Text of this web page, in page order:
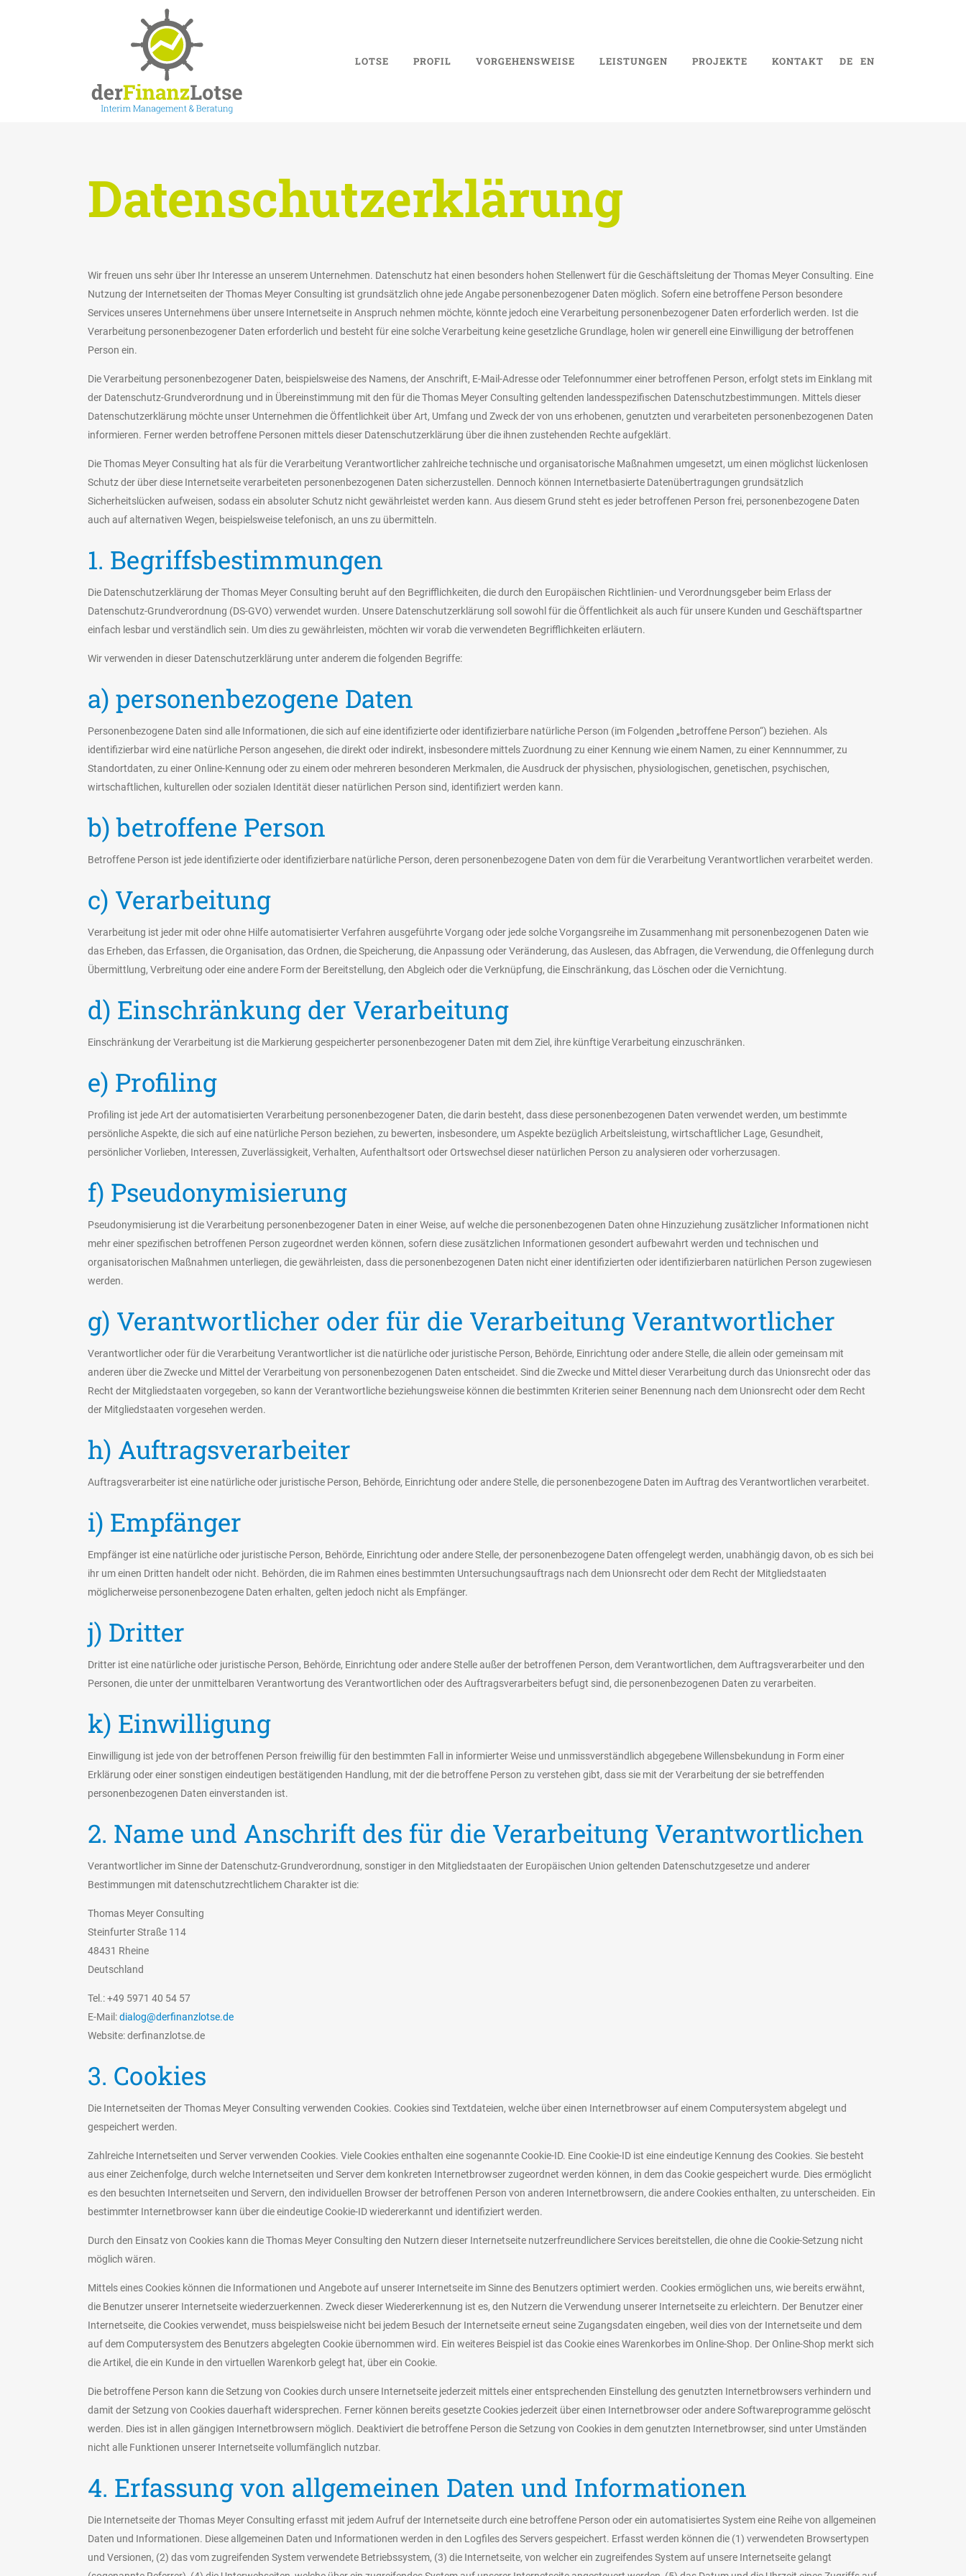
LOTSE PROFIL VORGEHENSWEISE LEISTUNGEN PROJEKTE KONTAKT DE EN
Datenschutzerklärung
Wir freuen uns sehr über Ihr Interesse an unserem Unternehmen. Datenschutz hat einen besonders hohen Stellenwert für die Geschäftsleitung der Thomas Meyer Consulting. Eine
Nutzung der Internetseiten der Thomas Meyer Consulting ist grundsätzlich ohne jede Angabe personenbezogener Daten möglich. Sofern eine betroffene Person besondere
Services unseres Unternehmens über unsere Internetseite in Anspruch nehmen möchte, könnte jedoch eine Verarbeitung personenbezogener Daten erforderlich werden. Ist die
Verarbeitung personenbezogener Daten erforderlich und besteht für eine solche Verarbeitung keine gesetzliche Grundlage, holen wir generell eine Einwilligung der betroffenen
Person ein.
Die Verarbeitung personenbezogener Daten, beispielsweise des Namens, der Anschrift, E-Mail-Adresse oder Telefonnummer einer betroffenen Person, erfolgt stets im Einklang mit
der Datenschutz-Grundverordnung und in Übereinstimmung mit den für die Thomas Meyer Consulting geltenden landesspezifischen Datenschutzbestimmungen. Mittels dieser
Datenschutzerklärung möchte unser Unternehmen die Öffentlichkeit über Art, Umfang und Zweck der von uns erhobenen, genutzten und verarbeiteten personenbezogenen Daten
informieren. Ferner werden betroffene Personen mittels dieser Datenschutzerklärung über die ihnen zustehenden Rechte aufgeklärt.
Die Thomas Meyer Consulting hat als für die Verarbeitung Verantwortlicher zahlreiche technische und organisatorische Maßnahmen umgesetzt, um einen möglichst lückenlosen
Schutz der über diese Internetseite verarbeiteten personenbezogenen Daten sicherzustellen. Dennoch können Internetbasierte Datenübertragungen grundsätzlich
Sicherheitslücken aufweisen, sodass ein absoluter Schutz nicht gewährleistet werden kann. Aus diesem Grund steht es jeder betroffenen Person frei, personenbezogene Daten
auch auf alternativen Wegen, beispielsweise telefonisch, an uns zu übermitteln.
1. Begriffsbestimmungen
Die Datenschutzerklärung der Thomas Meyer Consulting beruht auf den Begrifflichkeiten, die durch den Europäischen Richtlinien- und Verordnungsgeber beim Erlass der
Datenschutz-Grundverordnung (DS-GVO) verwendet wurden. Unsere Datenschutzerklärung soll sowohl für die Öffentlichkeit als auch für unsere Kunden und Geschäftspartner
einfach lesbar und verständlich sein. Um dies zu gewährleisten, möchten wir vorab die verwendeten Begrifflichkeiten erläutern.
Wir verwenden in dieser Datenschutzerklärung unter anderem die folgenden Begriffe:
a) personenbezogene Daten
Personenbezogene Daten sind alle Informationen, die sich auf eine identifizierte oder identifizierbare natürliche Person (im Folgenden „betroffene Person“) beziehen. Als
identifizierbar wird eine natürliche Person angesehen, die direkt oder indirekt, insbesondere mittels Zuordnung zu einer Kennung wie einem Namen, zu einer Kennnummer, zu
Standortdaten, zu einer Online-Kennung oder zu einem oder mehreren besonderen Merkmalen, die Ausdruck der physischen, physiologischen, genetischen, psychischen,
wirtschaftlichen, kulturellen oder sozialen Identität dieser natürlichen Person sind, identifiziert werden kann.
b) betroffene Person
Betroffene Person ist jede identifizierte oder identifizierbare natürliche Person, deren personenbezogene Daten von dem für die Verarbeitung Verantwortlichen verarbeitet werden.
c) Verarbeitung
Verarbeitung ist jeder mit oder ohne Hilfe automatisierter Verfahren ausgeführte Vorgang oder jede solche Vorgangsreihe im Zusammenhang mit personenbezogenen Daten wie
das Erheben, das Erfassen, die Organisation, das Ordnen, die Speicherung, die Anpassung oder Veränderung, das Auslesen, das Abfragen, die Verwendung, die Offenlegung durch
Übermittlung, Verbreitung oder eine andere Form der Bereitstellung, den Abgleich oder die Verknüpfung, die Einschränkung, das Löschen oder die Vernichtung.
d) Einschränkung der Verarbeitung
Einschränkung der Verarbeitung ist die Markierung gespeicherter personenbezogener Daten mit dem Ziel, ihre künftige Verarbeitung einzuschränken.
e) Profiling
Profiling ist jede Art der automatisierten Verarbeitung personenbezogener Daten, die darin besteht, dass diese personenbezogenen Daten verwendet werden, um bestimmte
persönliche Aspekte, die sich auf eine natürliche Person beziehen, zu bewerten, insbesondere, um Aspekte bezüglich Arbeitsleistung, wirtschaftlicher Lage, Gesundheit,
persönlicher Vorlieben, Interessen, Zuverlässigkeit, Verhalten, Aufenthaltsort oder Ortswechsel dieser natürlichen Person zu analysieren oder vorherzusagen.
f) Pseudonymisierung
Pseudonymisierung ist die Verarbeitung personenbezogener Daten in einer Weise, auf welche die personenbezogenen Daten ohne Hinzuziehung zusätzlicher Informationen nicht
mehr einer spezifischen betroffenen Person zugeordnet werden können, sofern diese zusätzlichen Informationen gesondert aufbewahrt werden und technischen und
organisatorischen Maßnahmen unterliegen, die gewährleisten, dass die personenbezogenen Daten nicht einer identifizierten oder identifizierbaren natürlichen Person zugewiesen
werden.
g) Verantwortlicher oder für die Verarbeitung Verantwortlicher
Verantwortlicher oder für die Verarbeitung Verantwortlicher ist die natürliche oder juristische Person, Behörde, Einrichtung oder andere Stelle, die allein oder gemeinsam mit
anderen über die Zwecke und Mittel der Verarbeitung von personenbezogenen Daten entscheidet. Sind die Zwecke und Mittel dieser Verarbeitung durch das Unionsrecht oder das
Recht der Mitgliedstaaten vorgegeben, so kann der Verantwortliche beziehungsweise können die bestimmten Kriterien seiner Benennung nach dem Unionsrecht oder dem Recht
der Mitgliedstaaten vorgesehen werden.
h) Auftragsverarbeiter
Auftragsverarbeiter ist eine natürliche oder juristische Person, Behörde, Einrichtung oder andere Stelle, die personenbezogene Daten im Auftrag des Verantwortlichen verarbeitet.
i) Empfänger
Empfänger ist eine natürliche oder juristische Person, Behörde, Einrichtung oder andere Stelle, der personenbezogene Daten offengelegt werden, unabhängig davon, ob es sich bei
ihr um einen Dritten handelt oder nicht. Behörden, die im Rahmen eines bestimmten Untersuchungsauftrags nach dem Unionsrecht oder dem Recht der Mitgliedstaaten
möglicherweise personenbezogene Daten erhalten, gelten jedoch nicht als Empfänger.
j) Dritter
Dritter ist eine natürliche oder juristische Person, Behörde, Einrichtung oder andere Stelle außer der betroffenen Person, dem Verantwortlichen, dem Auftragsverarbeiter und den
Personen, die unter der unmittelbaren Verantwortung des Verantwortlichen oder des Auftragsverarbeiters befugt sind, die personenbezogenen Daten zu verarbeiten.
k) Einwilligung
Einwilligung ist jede von der betroffenen Person freiwillig für den bestimmten Fall in informierter Weise und unmissverständlich abgegebene Willensbekundung in Form einer
Erklärung oder einer sonstigen eindeutigen bestätigenden Handlung, mit der die betroffene Person zu verstehen gibt, dass sie mit der Verarbeitung der sie betreffenden
personenbezogenen Daten einverstanden ist.
2. Name und Anschrift des für die Verarbeitung Verantwortlichen
Verantwortlicher im Sinne der Datenschutz-Grundverordnung, sonstiger in den Mitgliedstaaten der Europäischen Union geltenden Datenschutzgesetze und anderer
Bestimmungen mit datenschutzrechtlichem Charakter ist die:
Thomas Meyer Consulting
Steinfurter Straße 114
48431 Rheine
Deutschland
Tel.: +49 5971 40 54 57
E-Mail:dialog@derfinanzlotse.de
Website: derfinanzlotse.de
3. Cookies
Die Internetseiten der Thomas Meyer Consulting verwenden Cookies. Cookies sind Textdateien, welche über einen Internetbrowser auf einem Computersystem abgelegt und
gespeichert werden.
Zahlreiche Internetseiten und Server verwenden Cookies. Viele Cookies enthalten eine sogenannte Cookie-ID. Eine Cookie-ID ist eine eindeutige Kennung des Cookies. Sie besteht
aus einer Zeichenfolge, durch welche Internetseiten und Server dem konkreten Internetbrowser zugeordnet werden können, in dem das Cookie gespeichert wurde. Dies ermöglicht
es den besuchten Internetseiten und Servern, den individuellen Browser der betroffenen Person von anderen Internetbrowsern, die andere Cookies enthalten, zu unterscheiden. Ein
bestimmter Internetbrowser kann über die eindeutige Cookie-ID wiedererkannt und identifiziert werden.
Durch den Einsatz von Cookies kann die Thomas Meyer Consulting den Nutzern dieser Internetseite nutzerfreundlichere Services bereitstellen, die ohne die Cookie-Setzung nicht
möglich wären.
Mittels eines Cookies können die Informationen und Angebote auf unserer Internetseite im Sinne des Benutzers optimiert werden. Cookies ermöglichen uns, wie bereits erwähnt,
die Benutzer unserer Internetseite wiederzuerkennen. Zweck dieser Wiedererkennung ist es, den Nutzern die Verwendung unserer Internetseite zu erleichtern. Der Benutzer einer
Internetseite, die Cookies verwendet, muss beispielsweise nicht bei jedem Besuch der Internetseite erneut seine Zugangsdaten eingeben, weil dies von der Internetseite und dem
auf dem Computersystem des Benutzers abgelegten Cookie übernommen wird. Ein weiteres Beispiel ist das Cookie eines Warenkorbes im Online-Shop. Der Online-Shop merkt sich
die Artikel, die ein Kunde in den virtuellen Warenkorb gelegt hat, über ein Cookie.
Die betroffene Person kann die Setzung von Cookies durch unsere Internetseite jederzeit mittels einer entsprechenden Einstellung des genutzten Internetbrowsers verhindern und
damit der Setzung von Cookies dauerhaft widersprechen. Ferner können bereits gesetzte Cookies jederzeit über einen Internetbrowser oder andere Softwareprogramme gelöscht
werden. Dies ist in allen gängigen Internetbrowsern möglich. Deaktiviert die betroffene Person die Setzung von Cookies in dem genutzten Internetbrowser, sind unter Umständen
nicht alle Funktionen unserer Internetseite vollumfänglich nutzbar.
4. Erfassung von allgemeinen Daten und Informationen
Die Internetseite der Thomas Meyer Consulting erfasst mit jedem Aufruf der Internetseite durch eine betroffene Person oder ein automatisiertes System eine Reihe von allgemeinen
Daten und Informationen. Diese allgemeinen Daten und Informationen werden in den Logfiles des Servers gespeichert. Erfasst werden können die (1) verwendeten Browsertypen
und Versionen, (2) das vom zugreifenden System verwendete Betriebssystem, (3) die Internetseite, von welcher ein zugreifendes System auf unsere Internetseite gelangt